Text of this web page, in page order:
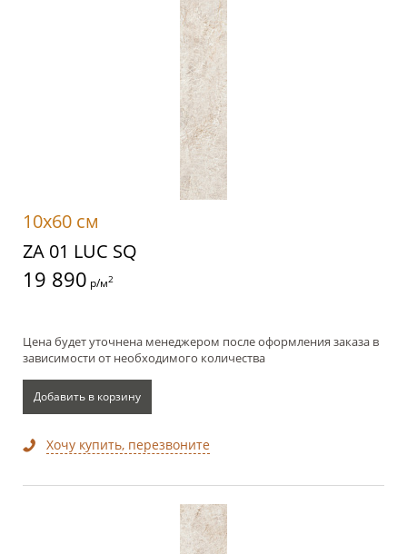
10x60 см
ZA 01 LUC SQ
19 890 р/м2
Цена будет уточнена менеджером после оформления заказа в
зависимости от необходимого количества
Добавить в корзину
Хочу купить, перезвоните